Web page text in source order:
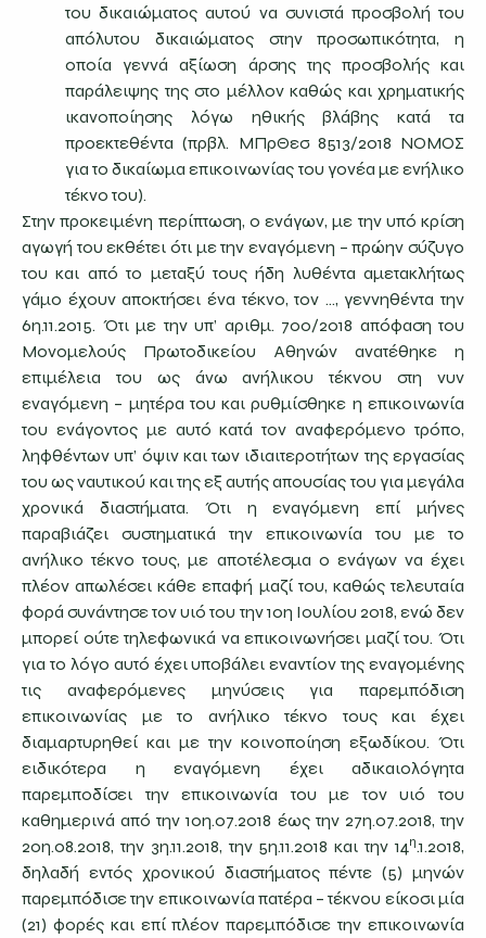
του δικαιώματος αυτού να συνιστά προσβολή του
απόλυτου δικαιώματος στην προσωπικότητα, η
οποία γεννά αξίωση άρσης της προσβολής και
παράλειψης της στο μέλλον καθώς και χρηματικής
ικανοποίησης λόγω ηθικής βλάβης κατά τα
προεκτεθέντα (πρβλ. ΜΠρΘεσ 8513/2018 ΝΟΜΟΣ
για το δικαίωμα επικοινωνίας του γονέα με ενήλικο
τέκνο του).
Στην προκειμένη περίπτωση, ο ενάγων, με την υπό κρίση
αγωγή του εκθέτει ότι με την εναγόμενη – πρώην σύζυγο
του και από το μεταξύ τους ήδη λυθέντα αμετακλήτως
γάμο έχουν αποκτήσει ένα τέκνο, τον …, γεννηθέντα την
6η.11.2015. Ότι με την υπ’ αριθμ. 700/2018 απόφαση του
Μονομελούς Πρωτοδικείου Αθηνών ανατέθηκε η
επιμέλεια του ως άνω ανήλικου τέκνου στη νυν
εναγόμενη – μητέρα του και ρυθμίσθηκε η επικοινωνία
του ενάγοντος με αυτό κατά τον αναφερόμενο τρόπο,
ληφθέντων υπ’ όψιν και των ιδιαιτεροτήτων της εργασίας
του ως ναυτικού και της εξ αυτής απουσίας του για μεγάλα
χρονικά διαστήματα. Ότι η εναγόμενη επί μήνες
παραβιάζει συστηματικά την επικοινωνία του με το
ανήλικο τέκνο τους, με αποτέλεσμα ο ενάγων να έχει
πλέον απωλέσει κάθε επαφή μαζί του, καθώς τελευταία
φορά συνάντησε τον υιό του την 10η Ιουλίου 2018, ενώ δεν
μπορεί ούτε τηλεφωνικά να επικοινωνήσει μαζί του. Ότι
για το λόγο αυτό έχει υποβάλει εναντίον της εναγομένης
τις αναφερόμενες μηνύσεις για παρεμπόδιση
επικοινωνίας με το ανήλικο τέκνο τους και έχει
διαμαρτυρηθεί και με την κοινοποίηση εξωδίκου. Ότι
ειδικότερα η εναγόμενη έχει αδικαιολόγητα
παρεμποδίσει την επικοινωνία του με τον υιό του
καθημερινά από την 10η.07.2018 έως την 27η.07.2018, την
20η.08.2018, την 3η.11.2018, την 5η.11.2018 και την 14η.1.2018,
δηλαδή εντός χρονικού διαστήματος πέντε (5) μηνών
παρεμπόδισε την επικοινωνία πατέρα – τέκνου είκοσι μία
(21) φορές και επί πλέον παρεμπόδισε την επικοινωνία